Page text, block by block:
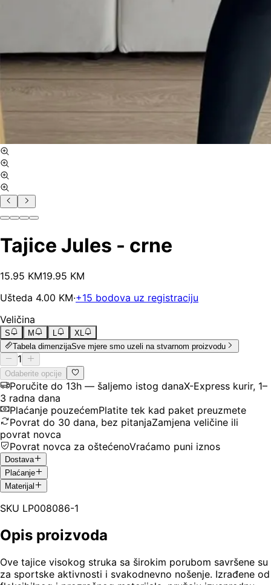
Tajice Jules - crne
15.95 KM19.95 KM
Ušteda 4.00 KM·+15 bodova uz registraciju
Veličina
S M L
XL
Tabela dimenzijaSve mjere smo uzeli na stvarnom proizvodu
1
Odaberite opcije
Poručite do 13h — šaljemo istog danaX-Express kurir, 1–
3 radna dana
Plaćanje pouzećemPlatite tek kad paket preuzmete
Povrat do 30 dana, bez pitanjaZamjena veličine ili
povrat novca
Povrat novca za oštećenoVraćamo puni iznos
Dostava
Plaćanje
Materijal
SKU LP008086-1
Opis proizvoda
Ove tajice visokog struka sa širokim porubom savršene su
za sportske aktivnosti i svakodnevno nošenje. Izrađene od